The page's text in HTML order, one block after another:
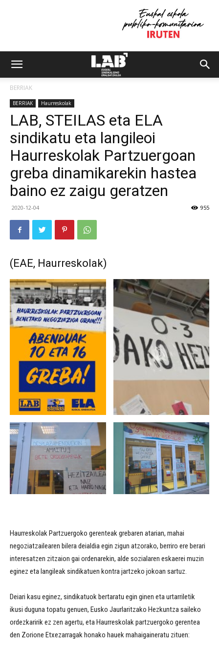
BERRIAK
BERRIAK Haurreskolak
LAB, STEILAS eta ELA
sindikatu eta langileoi
Haurreskolak Partzuergoan
greba dinamikarekin hastea
baino ez zaigu geratzen
2020-12-04 955
(EAE, Haurreskolak)
Haurreskolak Partzuergoko gerenteak grebaren atarian, mahai
negoziatzailearen bilera deialdia egin zigun atzorako, berriro ere berari
interesatzen zitzaion gai ordenarekin, alde sozialaren eskaerei muzin
eginez eta langileak sindikatuen kontra jartzeko jokoan sartuz.
Deiari kasu eginez, sindikatuok bertaratu egin ginen eta urtarriletik
ikusi duguna topatu genuen, Eusko Jaurlaritzako Hezkuntza saileko
ordezkaririk ez zen agertu, eta Haurreskolak partzuergoko gerentea
den Zorione Etxezarragak honako hauek mahaigaineratu zituen: